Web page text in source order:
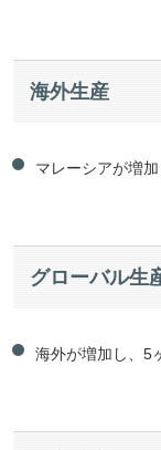
海外生産
マレーシアが増
グローバル生
海外が増加し、5